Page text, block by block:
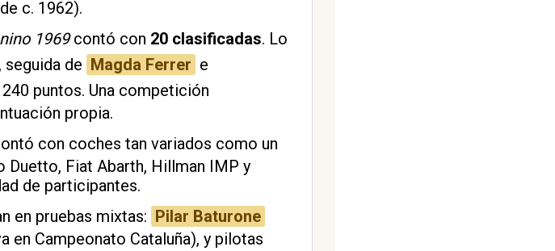
c. 1962).
1969contó con 20 clasificadas. Lo
seguida de Magda Ferrer e
puntos. Una competición
propia.
con coches tan variados como un
Duetto, Fiat Abarth, Hillman IMP y
de participantes.
en pruebas mixtas: Pilar Baturone
en Campeonato Cataluña), y pilotas